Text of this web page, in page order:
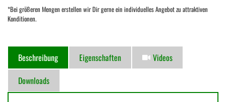
*Bei größeren Mengen erstellen wir Dir gerne ein individuelles Angebot zu attraktiven
Konditionen.
Beschreibung Eigenschaften
Videos
Downloads